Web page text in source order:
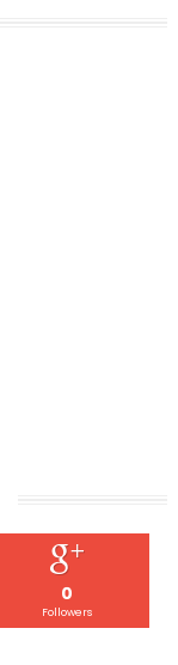
0
Followers